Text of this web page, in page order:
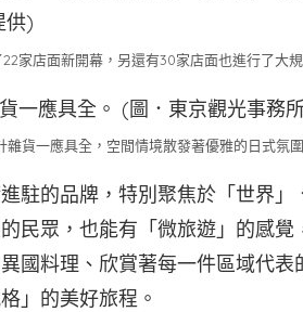
家店面新開幕，另還有30家店面也進行了大
雜貨一應具全，空間情境散發著優雅的日式氛
駐的品牌，特別聚焦於「世界」
民眾，也能有「微旅遊」的感
國料理、欣賞著每一件區域代
」的美好旅程。